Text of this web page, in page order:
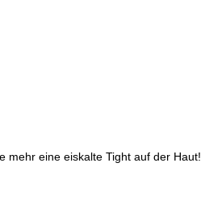
mehr eine eiskalte Tight auf der Haut!